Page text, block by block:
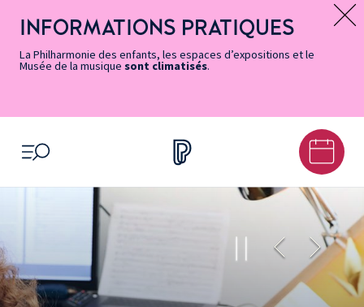
page
Accessibilité
accès
rapides
principal
contenu
principal
page
Message d’information
INFORMATIONS PRATIQUES
La Philharmonie des enfants, les espaces d’expositions et le
Musée de la musique sont climatisés.
OUVRIR LE MENU